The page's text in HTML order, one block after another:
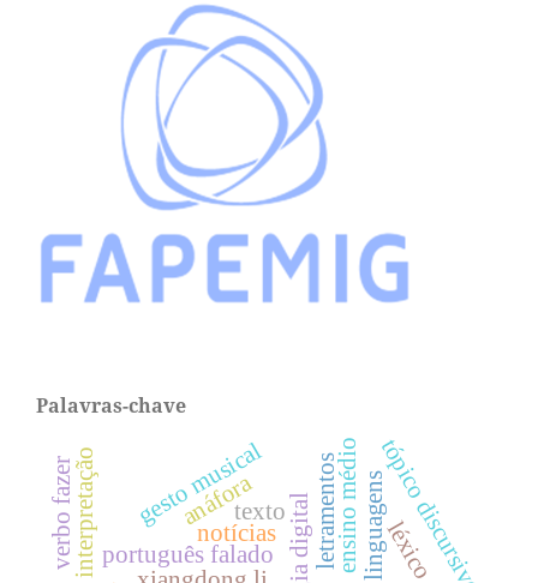
Palavras-chave
linguagens
letramentos
português falado
texto tópico discursivo
verbo fazer anáfora ensino médio
gesto musical
léxico
notícias